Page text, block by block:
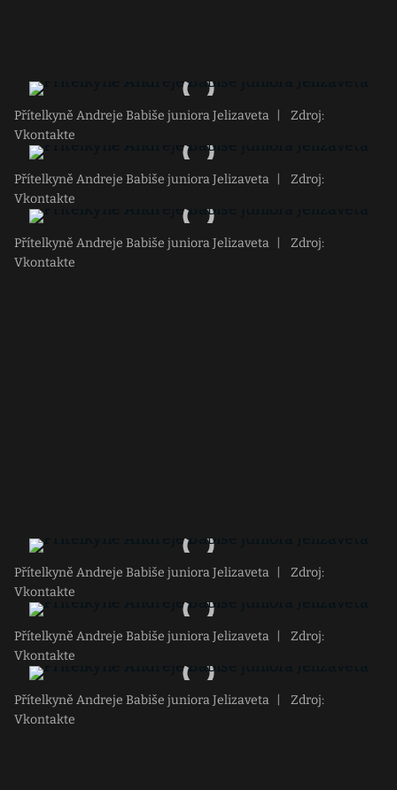
Přítelkyně Andreje Babiše juniora Jelizaveta
Zdroj:
Vkontakte
Přítelkyně Andreje Babiše juniora Jelizaveta
Zdroj:
Vkontakte
Přítelkyně Andreje Babiše juniora Jelizaveta
Zdroj:
Vkontakte
Přítelkyně Andreje Babiše juniora Jelizaveta
Zdroj:
Vkontakte
Přítelkyně Andreje Babiše juniora Jelizaveta
Zdroj:
Vkontakte
Přítelkyně Andreje Babiše juniora Jelizaveta
Zdroj:
Vkontakte